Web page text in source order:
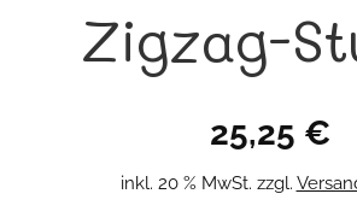
Zigzag-
25,25 €
inkl. 20 % MwSt. zzgl.